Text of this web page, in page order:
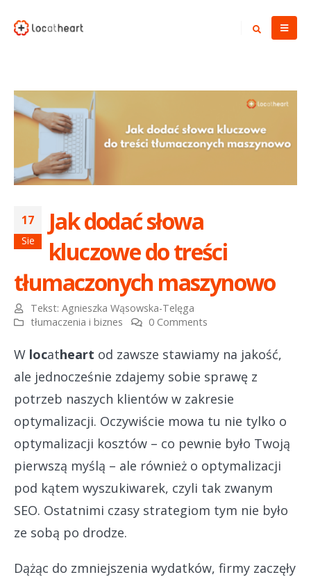
17
Sie
Jak dodać słowa
kluczowe do treści
tłumaczonych maszynowo
Tekst:Agnieszka Wąsowska-Telęga
tłumaczenia i biznes
0 Comments
W locatheart od zawsze stawiamy na jakość,
ale jednocześnie zdajemy sobie sprawę z
potrzeb naszych klientów w zakresie
optymalizacji. Oczywiście mowa tu nie tylko o
optymalizacji kosztów – co pewnie było Twoją
pierwszą myślą – ale również o optymalizacji
pod kątem wyszukiwarek, czyli tak zwanym
SEO. Ostatnimi czasy strategiom tym nie było
ze sobą po drodze.
Dążąc do zmniejszenia wydatków, firmy zaczęły